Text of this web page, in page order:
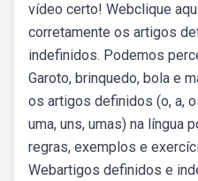
vídeo certo! Webclique
corretamente os artigos
indefinidos. Podemos
Garoto, brinquedo, bola e
os artigos definidos (o, a,
uma, uns, umas) na língua
regras, exemplos e
Webartigos definidos e